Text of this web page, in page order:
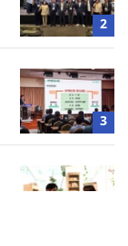
2
3